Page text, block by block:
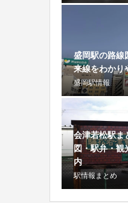
盛岡駅の路線
来線をわかり
盛岡駅情報
会津若松駅ま
図・駅弁・観
内
駅情報まとめ